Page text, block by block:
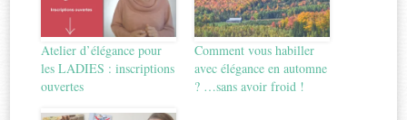
Atelier d’élégance pour
les LADIES : inscriptions
ouvertes
Comment vous habiller
avec élégance en automne
? …sans avoir froid !